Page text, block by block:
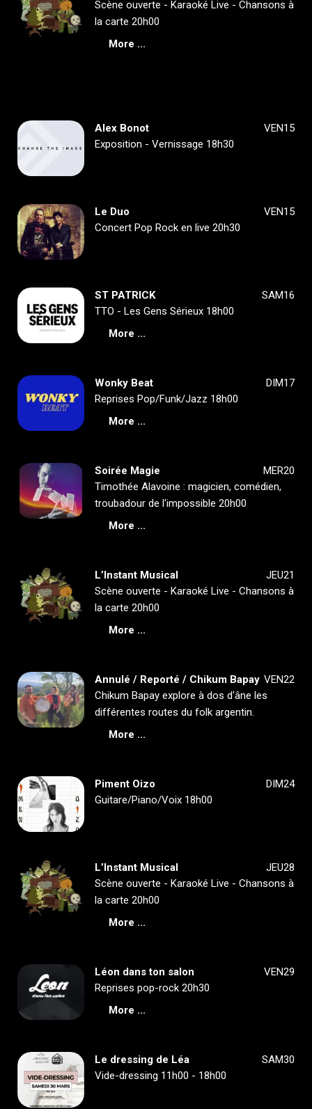
Scène ouverte - Karaoké Live - Chansons à
la carte 20h00
More ...
Alex Bonot
VEN15
Exposition - Vernissage 18h30
Le Duo
VEN15
Concert Pop Rock en live 20h30
ST PATRICK
SAM16
TTO - Les Gens Sérieux 18h00
More ...
Wonky Beat
DIM17
Reprises Pop/Funk/Jazz 18h00
More ...
Soirée Magie
MER20
Timothée Alavoine : magicien, comédien,
troubadour de l'impossible 20h00
More ...
L’Instant Musical
JEU21
Scène ouverte - Karaoké Live - Chansons à
la carte 20h00
More ...
Annulé / Reporté / Chikum Bapay VEN22
Chikum Bapay explore à dos d'âne les
différentes routes du folk argentin.
More ...
Piment Oizo
DIM24
Guitare/Piano/Voix 18h00
L’Instant Musical
JEU28
Scène ouverte - Karaoké Live - Chansons à
la carte 20h00
More ...
Léon dans ton salon
VEN29
Reprises pop-rock 20h30
More ...
Le dressing de Léa
SAM30
Vide-dressing 11h00 - 18h00